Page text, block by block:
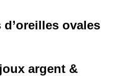
ovales
argent &